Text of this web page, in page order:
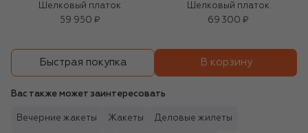
Шелковый платок
59 950 ₽
Шелковый платок
69 300 ₽
Быстрая покупка В корзину
Вас также может заинтересовать
Вечерние жакеты Жакеты Деловые жилеты